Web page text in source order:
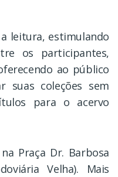
leitura, estimulando
os participantes,
ao público
suas coleções sem
para o acervo
Praça Dr. Barbosa
Velha). Mais